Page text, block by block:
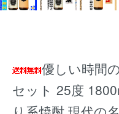
優しい時間
セット 25度